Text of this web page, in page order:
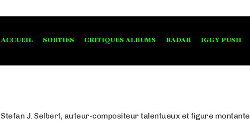
ACCUEIL SORTIES CRITIQUES ALBUMS RADAR IGGY PUSH
Stefan J. Selbert, auteur-compositeur talentueux et figure montante